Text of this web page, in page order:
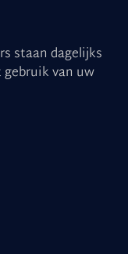
staan dagelijks
van uw